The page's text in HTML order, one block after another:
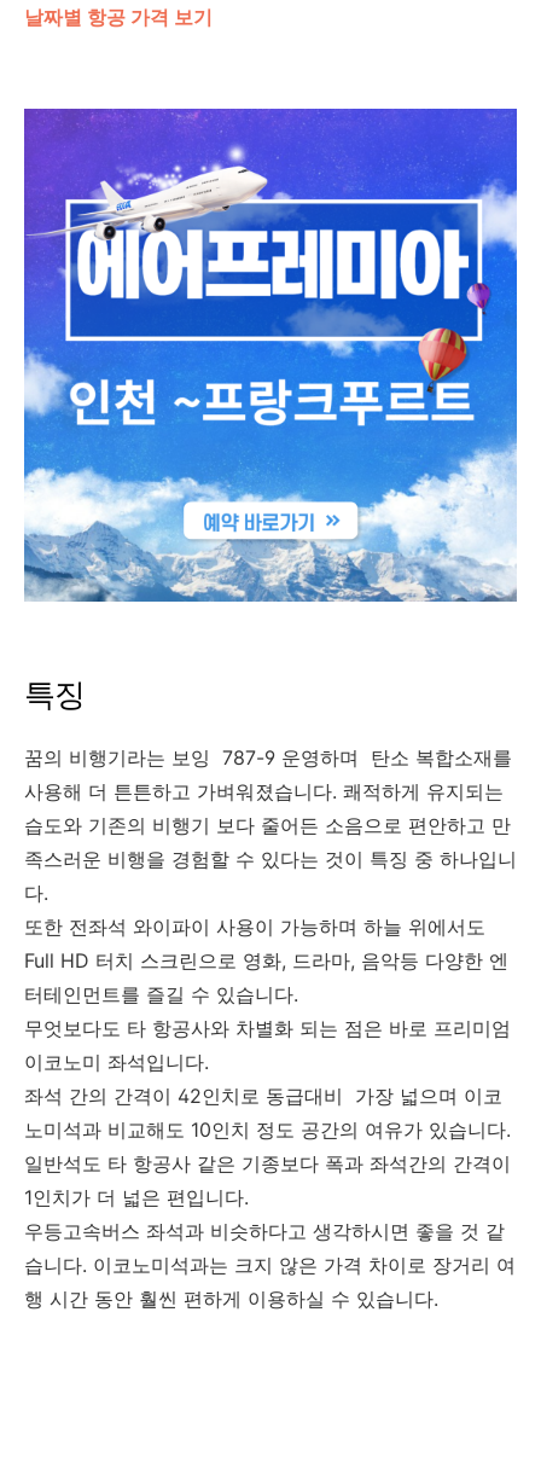
날짜별 항공 가격 보기
특징
꿈의 비행기라는 보잉 787-9 운영하며 탄소 복합소재를
사용해 더 튼튼하고 가벼워졌습니다. 쾌적하게 유지되는
습도와 기존의 비행기 보다 줄어든 소음으로 편안하고 만
족스러운 비행을 경험할 수 있다는 것이 특징 중 하나입니
다.
또한 전좌석 와이파이 사용이 가능하며 하늘 위에서도
Full HD 터치 스크린으로 영화, 드라마, 음악등 다양한 엔
터테인먼트를 즐길 수 있습니다.
무엇보다도 타 항공사와 차별화 되는 점은 바로 프리미엄
이코노미 좌석입니다.
좌석 간의 간격이 42인치로 동급대비 가장 넓으며 이코
노미석과 비교해도 10인치 정도 공간의 여유가 있습니다.
일반석도 타 항공사 같은 기종보다 폭과 좌석간의 간격이
1인치가 더 넓은 편입니다.
우등고속버스 좌석과 비슷하다고 생각하시면 좋을 것 같
습니다. 이코노미석과는 크지 않은 가격 차이로 장거리 여
행 시간 동안 훨씬 편하게 이용하실 수 있습니다.